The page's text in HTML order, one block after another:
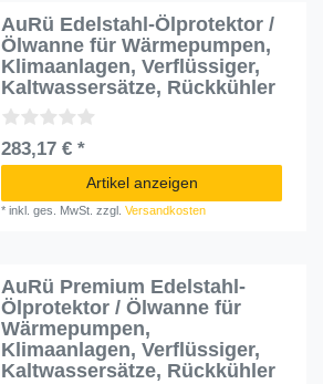
AuRü Edelstahl-Ölprotektor /
Ölwanne für Wärmepumpen,
Klimaanlagen, Verflüssiger,
Kaltwassersätze, Rückkühler
283,17 € *
Artikel anzeigen
*inkl. ges. MwSt. zzgl.Versandkosten
AuRü Premium Edelstahl-
Ölprotektor / Ölwanne für
Wärmepumpen,
Klimaanlagen, Verflüssiger,
Kaltwassersätze, Rückkühler